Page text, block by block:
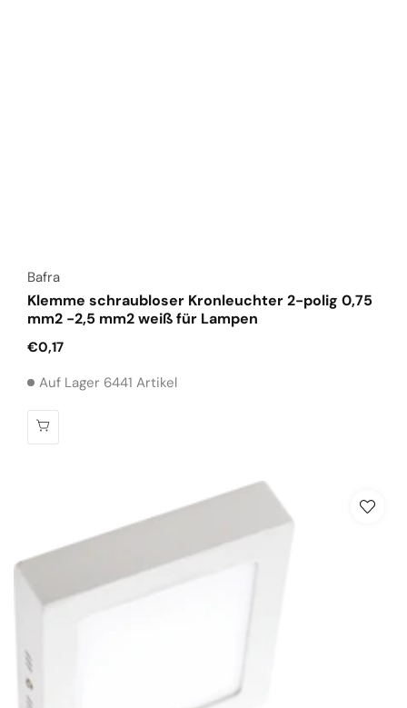
Bafra
Klemme schraubloser Kronleuchter 2-polig 0,75
mm2 -2,5 mm2 weiß für Lampen
Normaler
€0,17
Auf Lager 6441 Artikel